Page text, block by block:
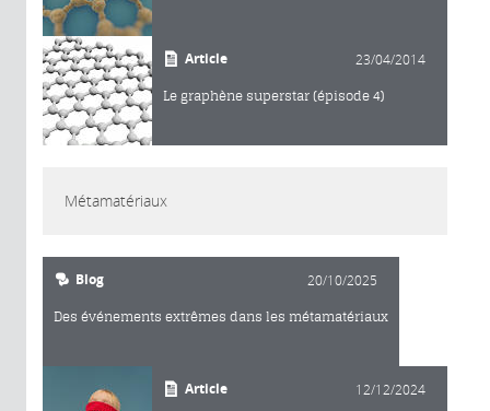
Article 23/04/2014
Le graphène superstar (épisode 4)
Métamatériaux
Blog 20/10/2025
Des événements extrêmes dans les métamatériaux
Article 12/12/2024